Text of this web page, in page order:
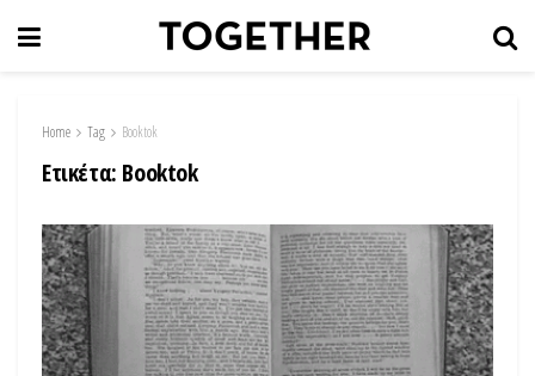
Home Tag Booktok
Ετικέτα: Booktok